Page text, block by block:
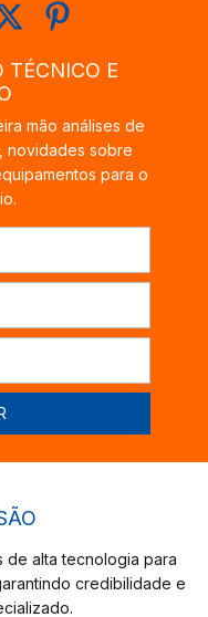
TÉCNICO E
mão análises de
novidades sobre
para o
de alta tecnologia para
credibilidade e